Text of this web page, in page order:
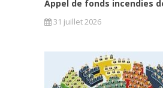
Appel de fonds incendies
31 juillet 2026